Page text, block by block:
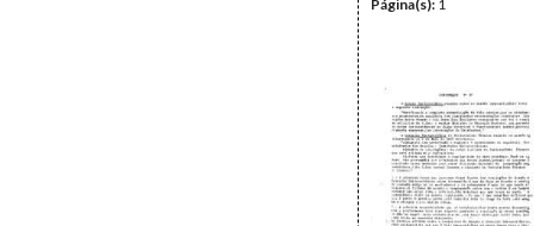
Página(s): 1